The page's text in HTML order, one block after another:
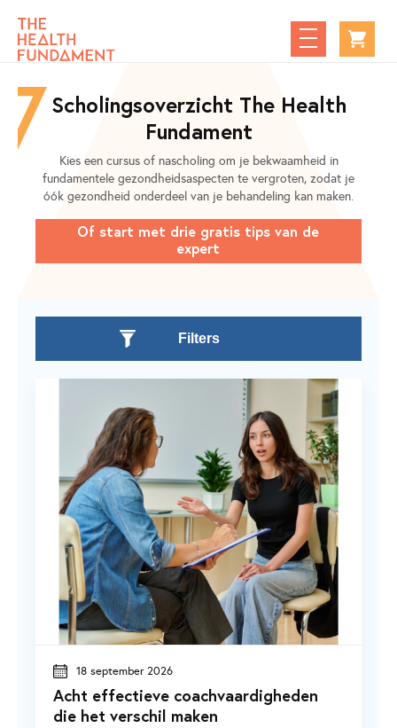
Scholingsoverzicht The Health
Fundament
Kies een cursus of nascholing om je bekwaamheid in
fundamentele gezondheidsaspecten te vergroten, zodat je
óók gezondheid onderdeel van je behandeling kan maken.
Of start met drie gratis tips van de
expert
18 september 2026
Acht effectieve coachvaardigheden
die het verschil maken
Filters